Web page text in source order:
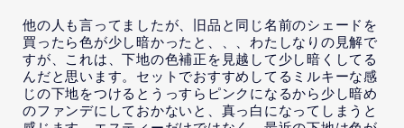
他の人も言ってましたが、旧品と同じ名前のシェードを
買ったら色が少し暗かったと、、、わたしなりの見解で
すが、これは、下地の色補正を見越して少し暗くしてる
んだと思います。セットでおすすめしてるミルキーな感
じの下地をつけるとうっすらピンクになるから少し暗め
のファンデにしておかないと、真っ白になってしまうと